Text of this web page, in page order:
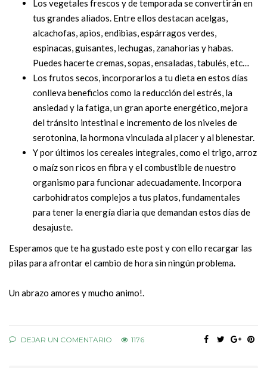
Los vegetales frescos y de temporada se convertirán en
tus grandes aliados. Entre ellos destacan acelgas,
alcachofas, apios, endibias, espárragos verdes,
espinacas, guisantes, lechugas, zanahorias y habas.
Puedes hacerte cremas, sopas, ensaladas, tabulés, etc…
Los frutos secos, incorporarlos a tu dieta en estos días
conlleva beneficios como la reducción del estrés, la
ansiedad y la fatiga, un gran aporte energético, mejora
del tránsito intestinal e incremento de los niveles de
serotonina, la hormona vinculada al placer y al bienestar.
Y por últimos los cereales integrales, como el trigo, arroz
o maíz son ricos en fibra y el combustible de nuestro
organismo para funcionar adecuadamente. Incorpora
carbohidratos complejos a tus platos, fundamentales
para tener la energía diaria que demandan estos días de
desajuste.
Esperamos que te ha gustado este post y con ello recargar las
pilas para afrontar el cambio de hora sin ningún problema.
Un abrazo amores y mucho animo!.
DEJAR UN COMENTARIO 1176